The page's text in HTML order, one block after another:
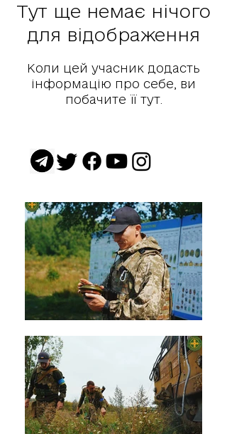
Тут ще немає нічого
для відображення
Коли цей учасник додасть
інформацію про себе, ви
побачите її тут.